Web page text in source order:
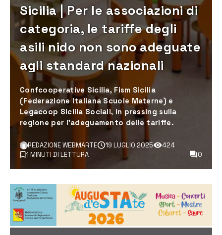
Sicilia | Per le associazioni di
categoria, le tariffe degli
asili nido non sono adeguate
agli standard nazionali
Confcooperative Sicilia, Fism Sicilia
(Federazione Italiana Scuole Materne) e
Legacoop Sicilia Sociali, in pressing sulla
regione per l’adeguamento delle tariffe.
REDAZIONE WEBMARTE 19 LUGLIO 2025
424
1 MINUTI DI LETTURA
0